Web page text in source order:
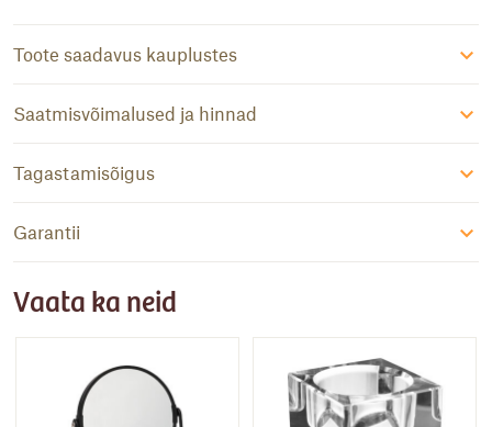
Toote saadavus kauplustes
Saatmisvõimalused ja hinnad
Tagastamisõigus
Garantii
Vaata ka neid